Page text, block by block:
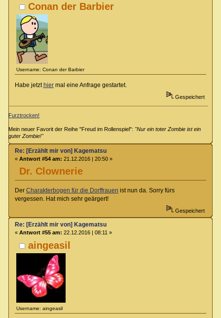
Conan der Barbier
Username: Conan der Barbier
Habe jetzthiermal eine Anfrage gestartet.
Gespeichert
Furztrocken!
Mein neuer Favorit der Reihe "Freud im Rollenspiel": "Nur ein toter Zombie ist ein
guter Zombie!"
Dr. Clownerie
Re: [Erzählt mir von] Kagematsu
« Antwort #54 am: 21.12.2016 | 20:50 »
Der Charakterbogen für die Dorffrauen ist nun da. Sorry fürs
vergessen. Hat mich sehr geärgert!
Gespeichert
aingeasil
Username: aingeasil
Re: [Erzählt mir von] Kagematsu
« Antwort #55 am: 22.12.2016 | 08:11 »